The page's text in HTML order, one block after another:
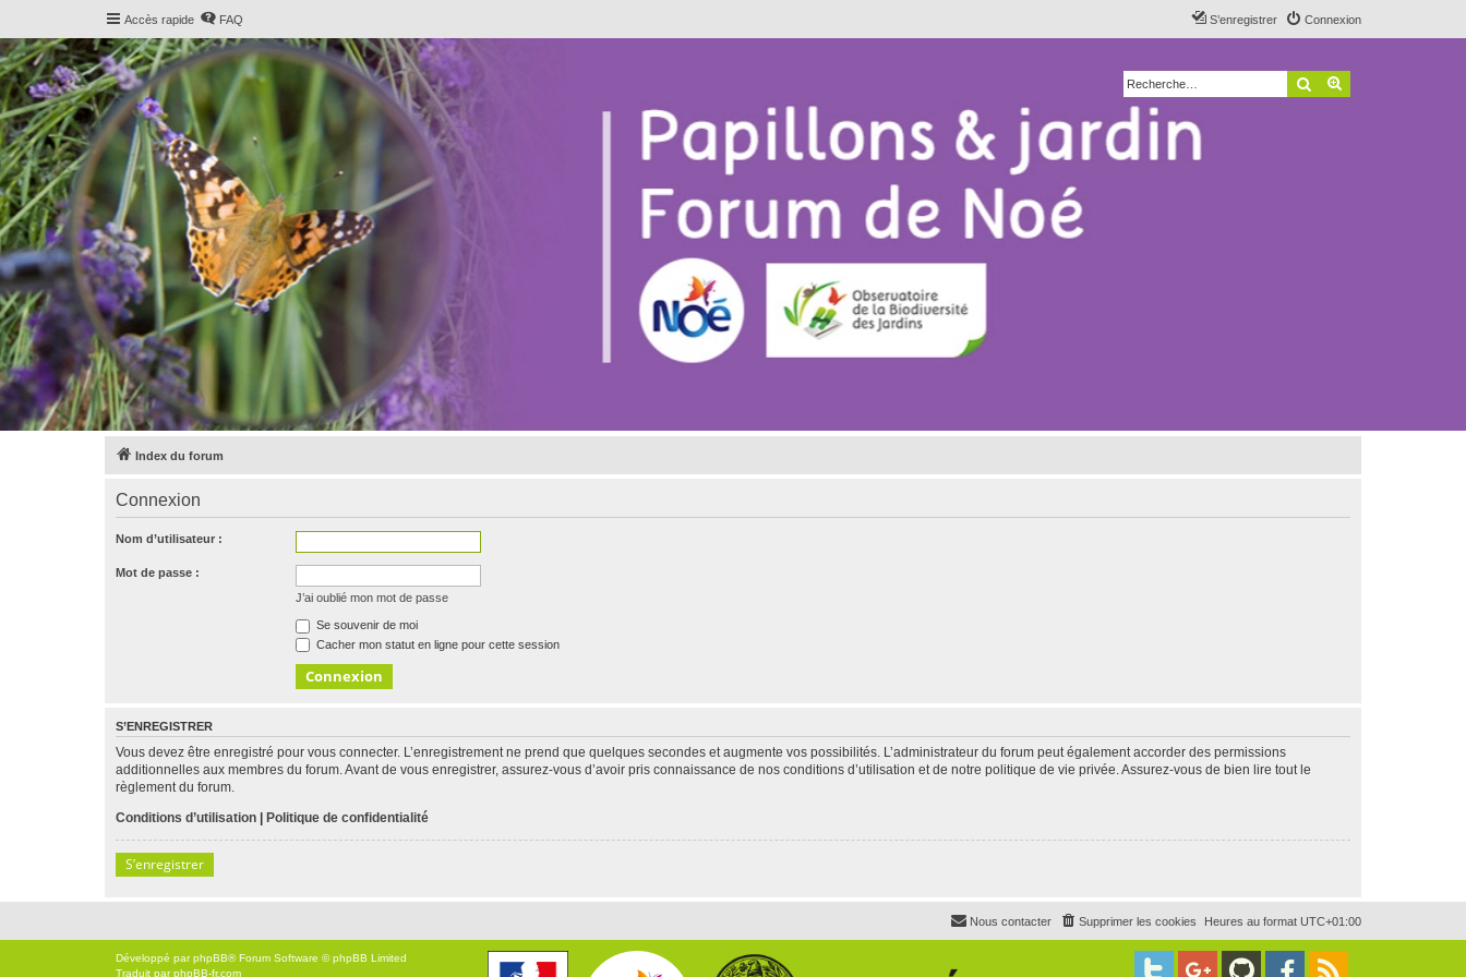
Accès rapide FAQ Connexion
S’enregistrer
Rechercher
Index du forum
Connexion
Nom d’utilisateur :
Mot de passe :
J’ai oublié mon mot de passe
Se souvenir de moi
Cacher mon statut en ligne pour cette session
S’ENREGISTRER
Vous devez être enregistré pour vous connecter. L’enregistrement ne prend que quelques secondes et augmente vos possibilités. L’administrateur du forum peut également accorder des permissions
additionnelles aux membres du forum. Avant de vous enregistrer, assurez-vous d’avoir pris connaissance de nos conditions d’utilisation et de notre politique de vie privée. Assurez-vous de bien lire tout le
règlement du forum.
Conditions d’utilisation | Politique de confidentialité
S’enregistrer
Heures au format UTC+01:00
Supprimer les cookies
Nous contacter
Développé parphpBB® Forum Software © phpBB Limited
Traduit parphpBB-fr.com